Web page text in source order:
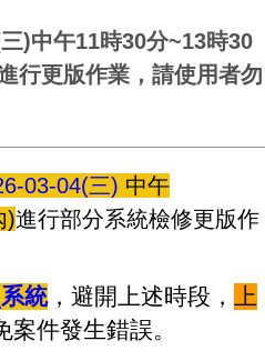
)中午11時30分~13時30
行更版作業，請使用者勿
03-04(三) 中午
)進行部分系統檢修更版作
系統，避開上述時段， 上
案件發生錯誤。